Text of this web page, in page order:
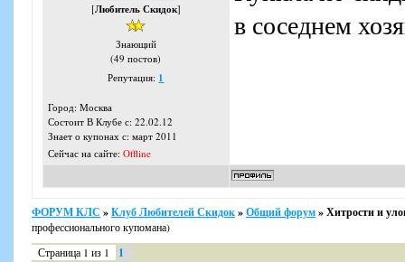
[Любитель Скидок]
Знающий
(49 постов)
Репутация: 1
Город: Москва
Состоит В Клубе с: 22.02.12
Знает о купонах с: март 2011
Сейчас на сайте: Offline
в соседнем
ФОРУМ КЛС »Клуб Любителей Скидок»Общий форум»Хитрости и
профессионального купомана)
Страница 1 из 1 1